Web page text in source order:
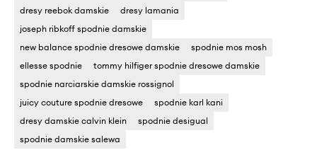
dresy reebok damskie
dresy lamania
joseph ribkoff spodnie damskie
new balance spodnie dresowe damskie
spodnie mos mosh
ellesse spodnie
tommy hilfiger spodnie dresowe damskie
spodnie narciarskie damskie rossignol
juicy couture spodnie dresowe
spodnie karl kani
dresy damskie calvin klein
spodnie desigual
spodnie damskie salewa